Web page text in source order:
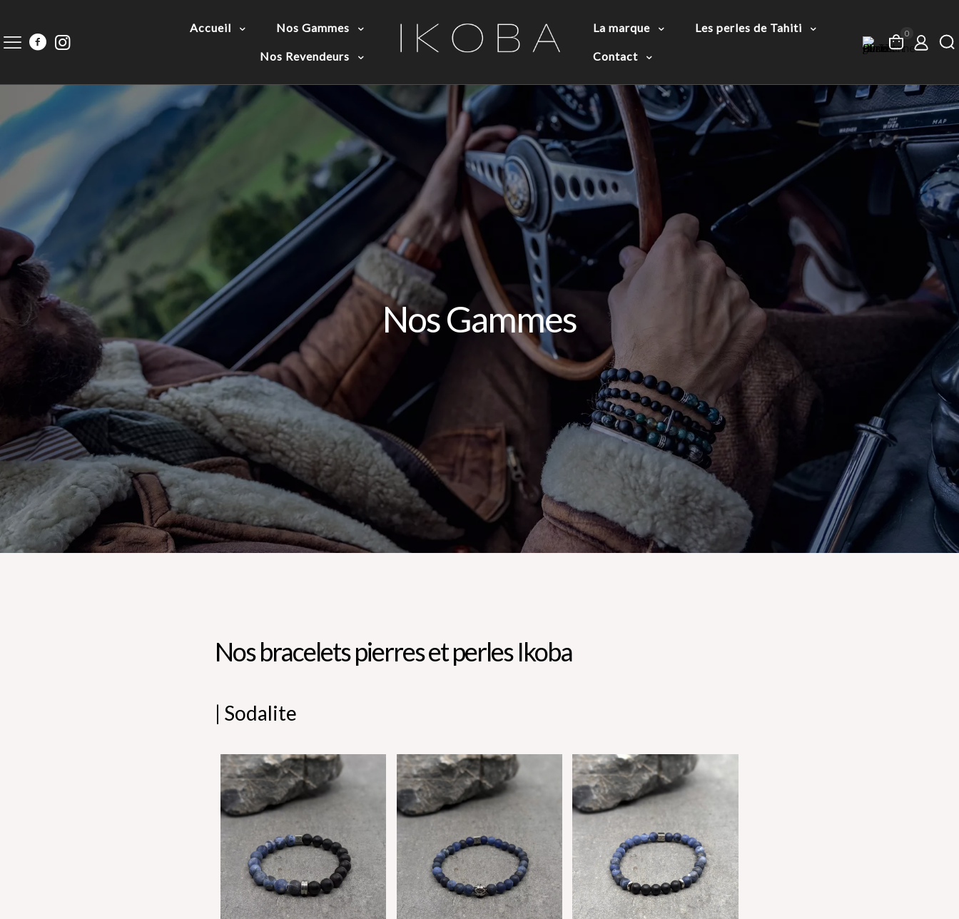
Accueil Nos Gammes
Nos Revendeurs
La marque Les perles de Tahiti
Contact
0
Nos Gammes
Nos bracelets pierres et perles Ikoba
| Sodalite